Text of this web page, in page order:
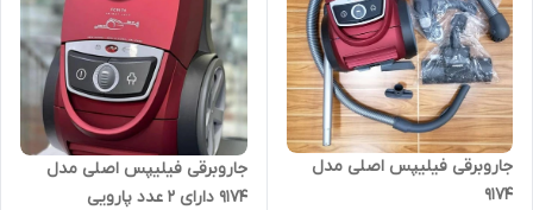
جاروبرقی فیلیپس اصلی مدل
۹۱۷۴
جاروبرقی فیلیپس اصلی مدل
۹۱۷۴ دارای ۲ عدد پارویی